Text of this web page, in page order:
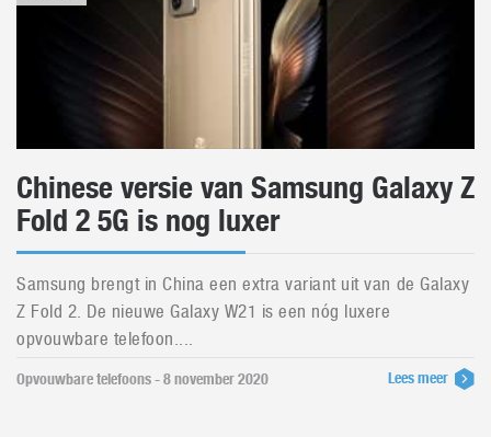
Chinese versie van Samsung Galaxy Z
Fold 2 5G is nog luxer
Samsung brengt in China een extra variant uit van de Galaxy
Z Fold 2. De nieuwe Galaxy W21 is een nóg luxere
opvouwbare telefoon....
Opvouwbare telefoons - 8 november 2020 Lees meer